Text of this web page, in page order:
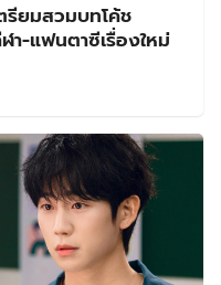
รียมสวมบทโค้ช
า-แฟนตาซีเรื่องใหม่